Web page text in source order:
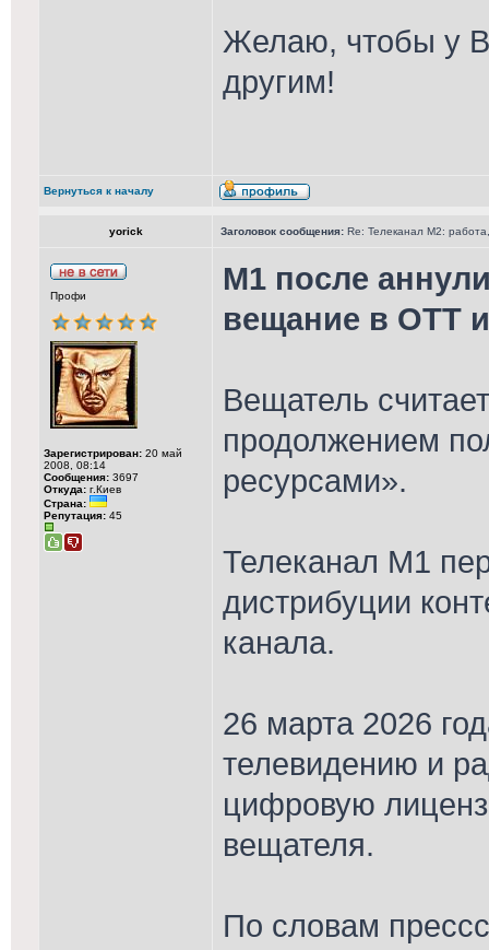
Желаю, чтобы у
другим!
Вернуться к началу
yorick Заголовок сообщения: Re: Телеканал М2:
Профи
Зарегистрирован: 20 май
2008, 08:14
Сообщения: 3697
Откуда: г.Киев
Страна:
Репутация: 45
М1 после
вещание в ОТТ
Вещатель
продолжением
ресурсами».
Телеканал М1
дистрибуции
канала.
26 марта 2026
телевидению и
цифровую
вещателя.
По словам